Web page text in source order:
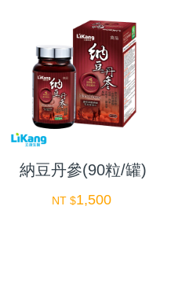
納豆丹參(90粒/罐)
NT $1,500